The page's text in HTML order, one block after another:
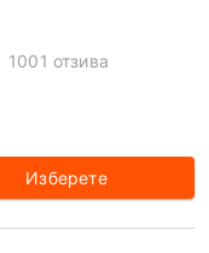
1001 отзива
Изберете